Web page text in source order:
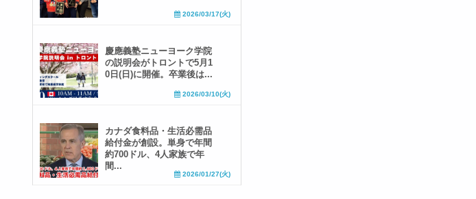
2026/03/17(火)
慶應義塾ニューヨーク学院
の説明会がトロントで5月1
0日(日)に開催。卒業後は...
2026/03/10(火)
カナダ食料品・生活必需品
給付金が創設。単身で年間
約700ドル、4人家族で年
間...
2026/01/27(火)